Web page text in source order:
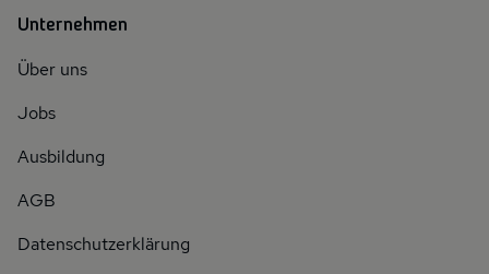
Unternehmen
Über uns
Jobs
Ausbildung
AGB
Datenschutzerklärung